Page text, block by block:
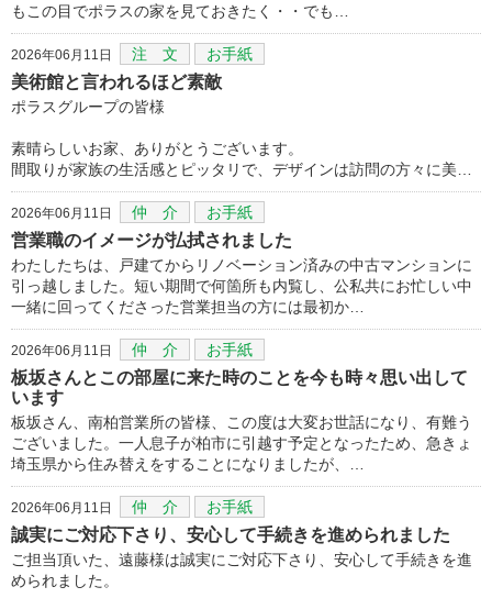
もこの目でポラスの家を見ておきたく・・でも…
2026年06月11日 注 文 お手紙
美術館と言われるほど素敵
ポラスグループの皆様
素晴らしいお家、ありがとうございます。
間取りが家族の生活感とピッタリで、デザインは訪問の方々に美…
2026年06月11日 仲 介 お手紙
営業職のイメージが払拭されました
わたしたちは、戸建てからリノベーション済みの中古マンションに
引っ越しました。短い期間で何箇所も内覧し、公私共にお忙しい中
一緒に回ってくださった営業担当の方には最初か…
2026年06月11日 仲 介 お手紙
板坂さんとこの部屋に来た時のことを今も時々思い出して
います
板坂さん、南柏営業所の皆様、この度は大変お世話になり、有難う
ございました。一人息子が柏市に引越す予定となったため、急きょ
埼玉県から住み替えをすることになりましたが、…
2026年06月11日 仲 介 お手紙
誠実にご対応下さり、安心して手続きを進められました
ご担当頂いた、遠藤様は誠実にご対応下さり、安心して手続きを進
められました。